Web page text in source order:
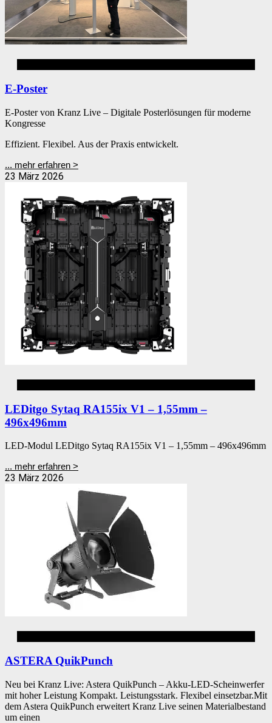
E-Poster
E-Poster von Kranz Live – Digitale Posterlösungen für moderne
Kongresse
Effizient. Flexibel. Aus der Praxis entwickelt.
... mehr erfahren >
23 März 2026
LEDitgo Sytaq RA155ix V1 – 1,55mm –
496x496mm
LED-Modul LEDitgo Sytaq RA155ix V1 – 1,55mm – 496x496mm
... mehr erfahren >
23 März 2026
ASTERA QuikPunch
Neu bei Kranz Live: Astera QuikPunch – Akku-LED-Scheinwerfer
mit hoher Leistung Kompakt. Leistungsstark. Flexibel einsetzbar.Mit
dem Astera QuikPunch erweitert Kranz Live seinen Materialbestand
um einen